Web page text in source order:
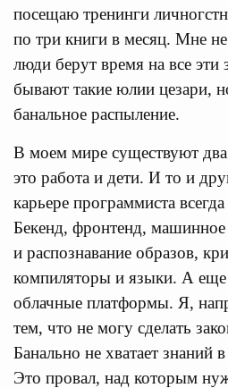
посещаю тренинги
по три книги в месяц. Мне
люди берут время на все
бывают такие юлии цезари,
банальное распыление.
В моем мире существуют
это работа и дети. И то и
карьере программиста
Бекенд, фронтенд, машинное
и распознавание образов,
компиляторы и языки. А еще
облачные платформы. Я,
тем, что не могу сделать
Банально не хватает знаний
Это провал, над которым